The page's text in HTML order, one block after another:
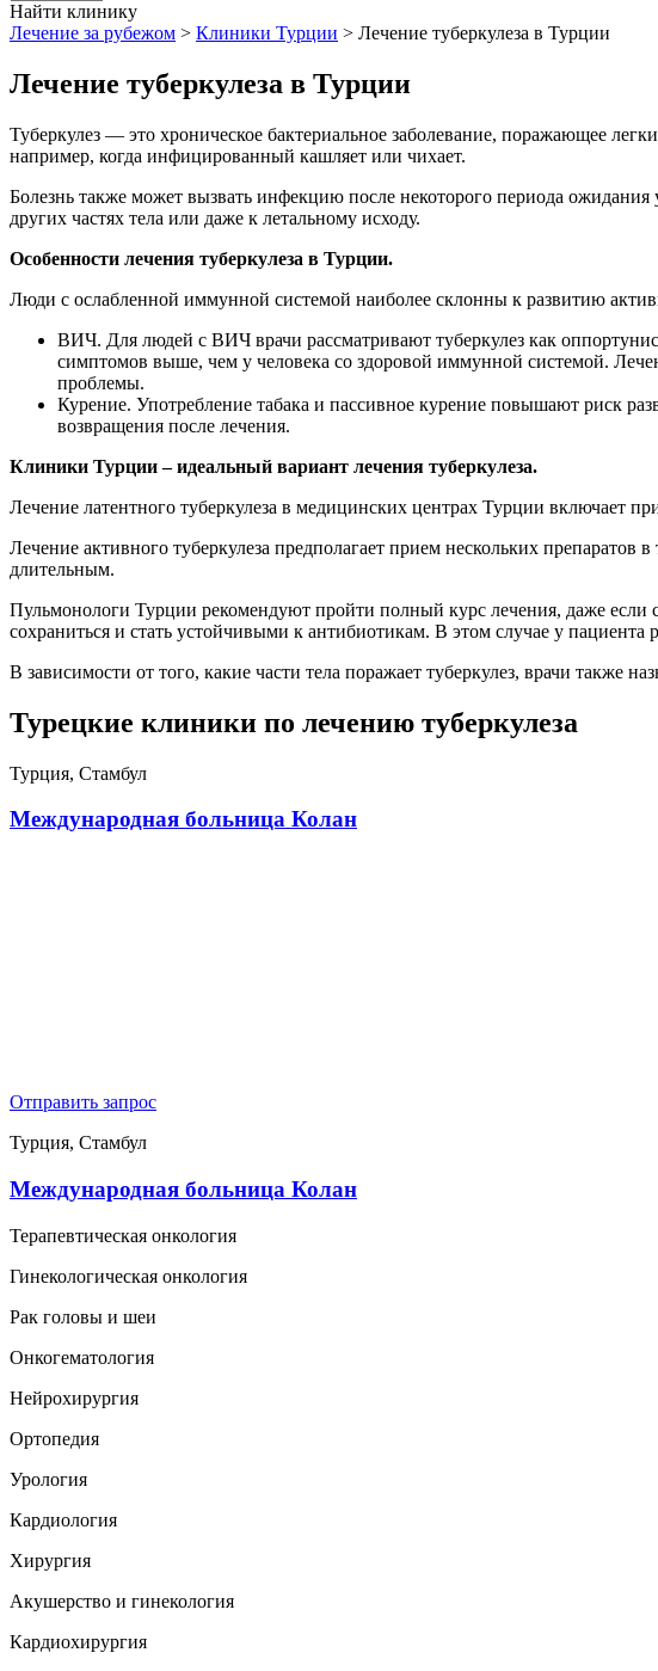
Найти клинику
Лечение за рубежом > Клиники Турции > Лечение туберкулеза в Турции
Лечение туберкулеза в Турции
Туберкулез — это хроническое бактериальное заболевание, поражающее
например, когда инфицированный кашляет или чихает.
Болезнь также может вызвать инфекцию после некоторого периода
других частях тела или даже к летальному исходу.
Особенности лечения туберкулеза в Турции.
Люди с ослабленной иммунной системой наиболее склонны к развитию
ВИЧ. Для людей с ВИЧ врачи рассматривают туберкулез как
симптомов выше, чем у человека со здоровой иммунной системой.
проблемы.
Курение. Употребление табака и пассивное курение повышают риск
возвращения после лечения.
Клиники Турции – идеальный вариант лечения туберкулеза.
Лечение латентного туберкулеза в медицинских центрах Турции включает
Лечение активного туберкулеза предполагает прием нескольких
длительным.
Пульмонологи Турции рекомендуют пройти полный курс лечения, даже если
сохраниться и стать устойчивыми к антибиотикам. В этом случае у пациента
В зависимости от того, какие части тела поражает туберкулез, врачи также
Турецкие клиники по лечению туберкулеза
Турция, Стамбул
Международная больница Колан
Отправить запрос
Турция, Стамбул
Международная больница Колан
Терапевтическая онкология
Гинекологическая онкология
Рак головы и шеи
Онкогематология
Нейрохирургия
Ортопедия
Урология
Кардиология
Хирургия
Акушерство и гинекология
Кардиохирургия